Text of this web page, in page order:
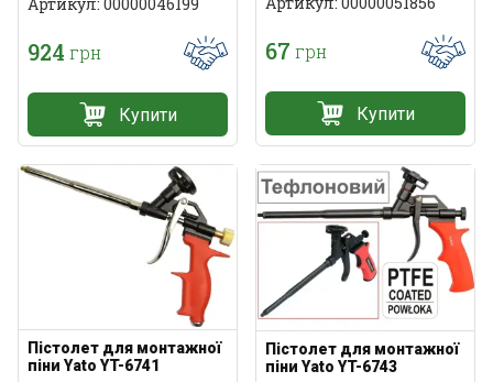
Артикул: 00000046199
924 грн
Купити
67 грн
Купити
Пістолет для монтажної
піни Yato YT-6741
Пістолет для монтажної
піни Yato YT-6743